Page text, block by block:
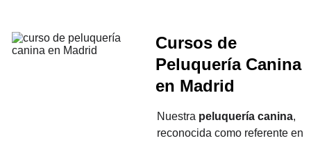
Cursos de
Peluquería Canina
en Madrid
Nuestra peluquería canina,
reconocida como referente en